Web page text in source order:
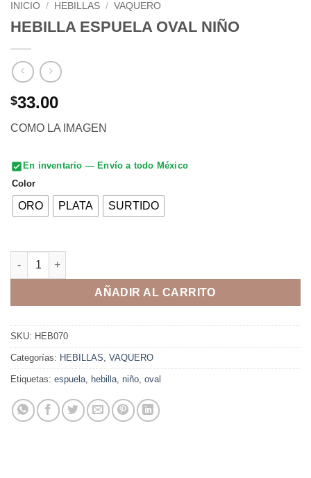
INICIO / HEBILLAS / VAQUERO
HEBILLA ESPUELA OVAL NIÑO
$33.00
COMO LA IMAGEN
En inventario — Envío a todo México
Color
ORO PLATA SURTIDO
HEBILLA ESPUELA OVAL NIÑO cantidad
AÑADIR AL CARRITO
SKU: HEB070
Categorías: HEBILLAS, VAQUERO
Etiquetas: espuela, hebilla, niño, oval